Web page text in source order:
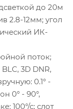
до 20м
2.8-12мм; угол
ИК-
поток;
3D DNR,
0.1° -
0° - 90°,
100°/с; слот